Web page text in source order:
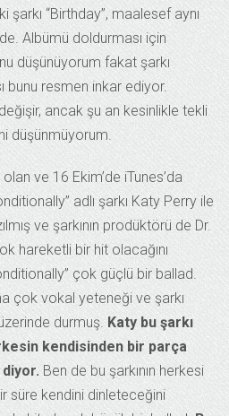
şarkı “Birthday”, maalesef aynı
Albümü doldurması için
düşünüyorum fakat şarkı
bunu resmen inkar ediyor.
ancak şu an kesinlikle tekli
düşünmüyorum.
ve 16 Ekim’de iTunes’da
adlı şarkı Katy Perry ile
ve şarkının prodüktörü de Dr.
hareketli bir hit olacağını
çok güçlü bir ballad.
çok vokal yeteneği ve şarkı
durmuş. Katy bu şarkı
kendisinden bir parça
diyor. Ben de bu şarkının herkesi
süre kendini dinleteceğini